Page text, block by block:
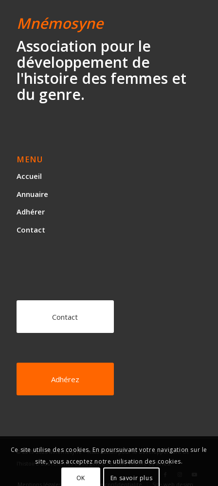
Mnémosyne
Association pour le
développement de
l'histoire des femmes et
du genre.
MENU
Accueil
Annuaire
Adhérer
Contact
Contact
Adhérez
© 2019-2025 Mnémosyne – Association pour le développement de
l'histoire des femmes et du genre -Enfold Theme by Kriesi
Mentions légales Politique de confidentialité Site web design
Ce site utilise des cookies. En poursuivant votre navigation sur le
site, vous acceptez notre utilisation des cookies.
OK
En savoir plus